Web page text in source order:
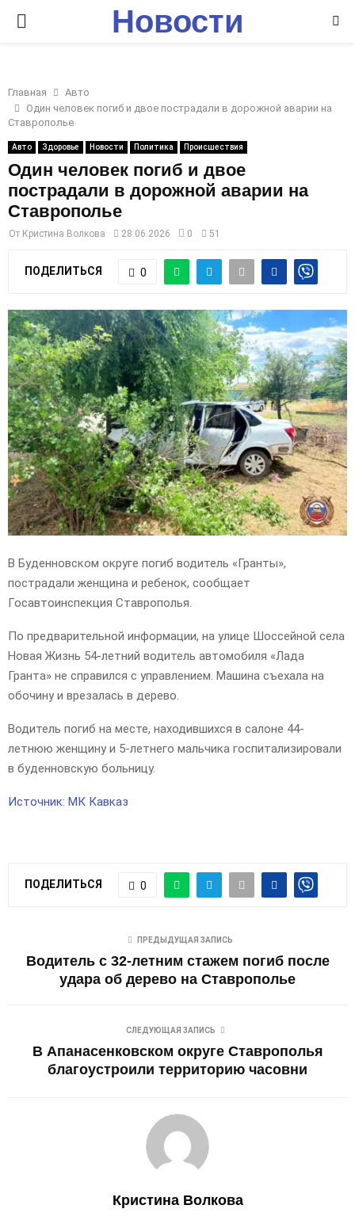
P
I
M
A
R
Y
M
E
N
U
Новости
Главная
Авто
Один человек погиб и двое пострадали в дорожной аварии на
Ставрополье
Авто Здоровье Новости Политика Происшествия
Один человек погиб и двое
пострадали в дорожной аварии на
Ставрополье
От Кристина Волкова 28.06.2026 0 51
ПОДЕЛИТЬСЯ 0
В Буденновском округе погиб водитель «Гранты»,
пострадали женщина и ребенок, сообщает
Госавтоинспекция Ставрополья.
По предварительной информации, на улице Шоссейной села
Новая Жизнь 54-летний водитель автомобиля «Лада
Гранта» не справился с управлением. Машина съехала на
обочину и врезалась в дерево.
Водитель погиб на месте, находившихся в салоне 44-
летнюю женщину и 5-летнего мальчика госпитализировали
в буденновскую больницу.
Источник: МК Кавказ
ПОДЕЛИТЬСЯ 0
ПРЕДЫДУЩАЯ ЗАПИСЬ
Водитель с 32-летним стажем погиб после
удара об дерево на Ставрополье
СЛЕДУЮЩАЯ ЗАПИСЬ
В Апанасенковском округе Ставрополья
благоустроили территорию часовни
Кристина Волкова